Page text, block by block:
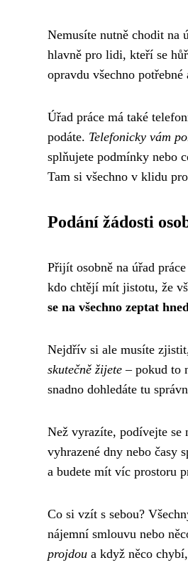
Nemusíte nutně chodit na
hlavně pro lidi, kteří se
opravdu všechno
Úřad práce má také
podáte. Telefonicky vám
splňujete podmínky nebo
Tam si všechno v klidu
Podání žádosti
Přijít osobně na úřad
kdo chtějí mít jistotu, že
se na všechno zeptat
Nejdřív si ale musíte
skutečně žijete – pokud to
snadno dohledáte tu
Než vyrazíte, podívejte se
vyhrazené dny nebo časy
a budete mít víc prostoru
Co si vzít s sebou?
nájemní smlouvu nebo
projdou a když něco